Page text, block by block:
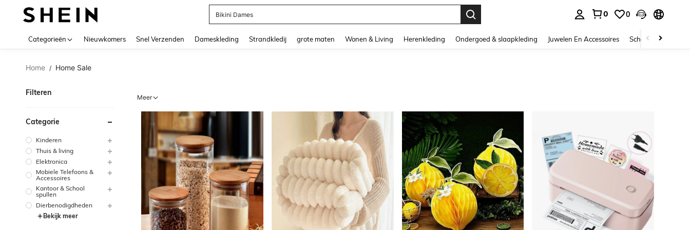
Bikini Dames
0 0
Categorieën Nieuwkomers Snel Verzenden Dameskleding Strandkledij grote maten Wonen & Living Herenkleding Ondergoed & slaapkleding Juwelen En Accessoires Schoonheid &
Home / Home Sale
Filteren
Categorie
Kinderen
Thuis & living
Elektronica
Mobiele Telefoons &
Accessoires
Kantoor & School
spullen
Dierbenodigdheden
Bekijk meer
Meer